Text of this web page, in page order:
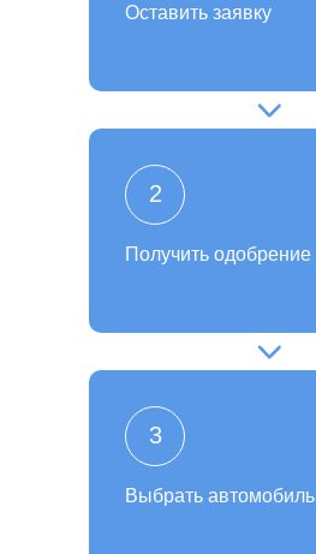
Выбрать автомобиль
3
Получить одобрение
2
Оставить заявку